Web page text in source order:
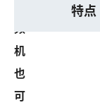
频
机
也
可
特点